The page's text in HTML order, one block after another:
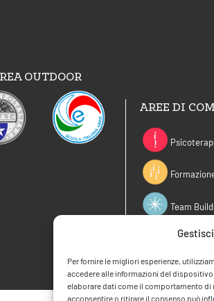
Per fornire le migliori esperienze,
accedere alle informazioni del
elaborare dati come il comportamento di
acconsentire o ritirare il consenso può
OUTDOOR
AREE DI
Team
Outdoor